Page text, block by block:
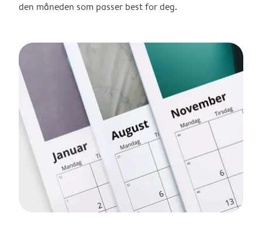
den måneden som passer best for deg.